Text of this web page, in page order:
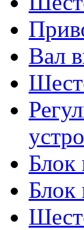
Вал
Блок
Блок